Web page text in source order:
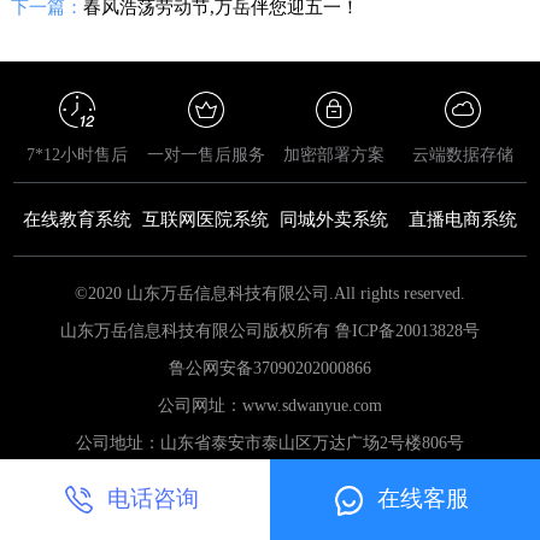
下一篇： 春风浩荡劳动节,万岳伴您迎五一！
7*12小时售后 一对一售后服务 加密部署方案 云端数据存储
在线教育系统 互联网医院系统 同城外卖系统 直播电商系统
©2020 山东万岳信息科技有限公司.All rights reserved.
山东万岳信息科技有限公司版权所有 鲁ICP备20013828号
鲁公网安备37090202000866
公司网址：www.sdwanyue.com
公司地址：山东省泰安市泰山区万达广场2号楼806号
电话咨询 在线客服